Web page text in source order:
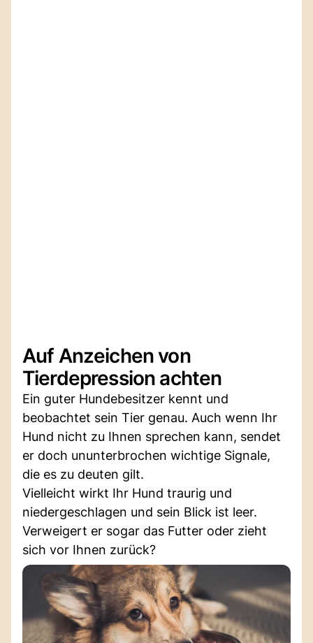
Auf Anzeichen von
Tierdepression achten
Ein guter Hundebesitzer kennt und
beobachtet sein Tier genau. Auch wenn Ihr
Hund nicht zu Ihnen sprechen kann, sendet
er doch ununterbrochen wichtige Signale,
die es zu deuten gilt.
Vielleicht wirkt Ihr Hund traurig und
niedergeschlagen und sein Blick ist leer.
Verweigert er sogar das Futter oder zieht
sich vor Ihnen zurück?